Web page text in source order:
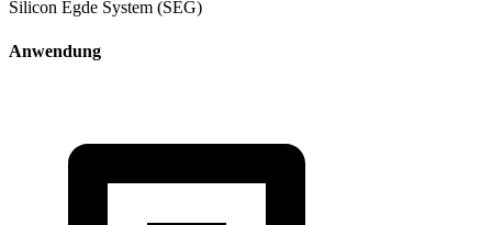
Silicon Egde System (SEG)
Anwendung